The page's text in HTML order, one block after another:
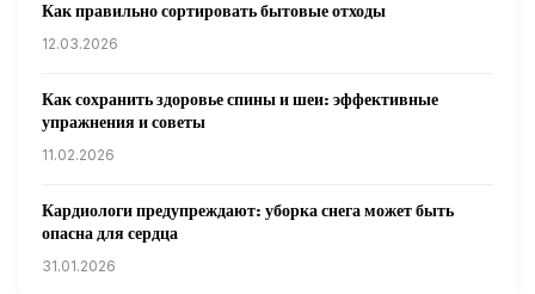
Как правильно сортировать бытовые отходы
12.03.2026
Как сохранить здоровье спины и шеи: эффективные
упражнения и советы
11.02.2026
Кардиологи предупреждают: уборка снега может быть
опасна для сердца
31.01.2026